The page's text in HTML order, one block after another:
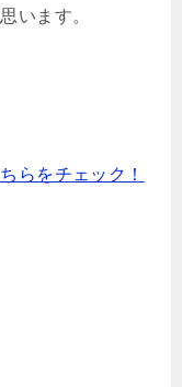
います。
らをチェック！